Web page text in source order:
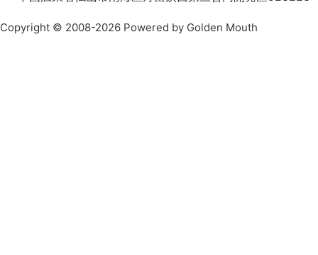
Copyright © 2008-2026 Powered by Golden Mouth